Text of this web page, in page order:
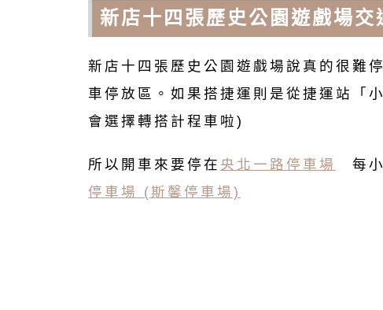
新店十四張歷史公園遊戲場交
新店十四張歷史公園遊戲場說真的很難
車停放區。如果搭捷運則是從捷運站「
會選擇轉搭計程車啦)
所以開車來要停在 央北一路停車場 每
停車場 (斯馨停車場)